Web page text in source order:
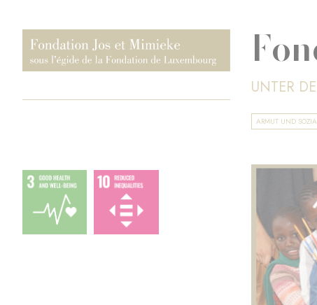
UNTER
ARMUT UND